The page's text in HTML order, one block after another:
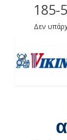
185-
Δεν